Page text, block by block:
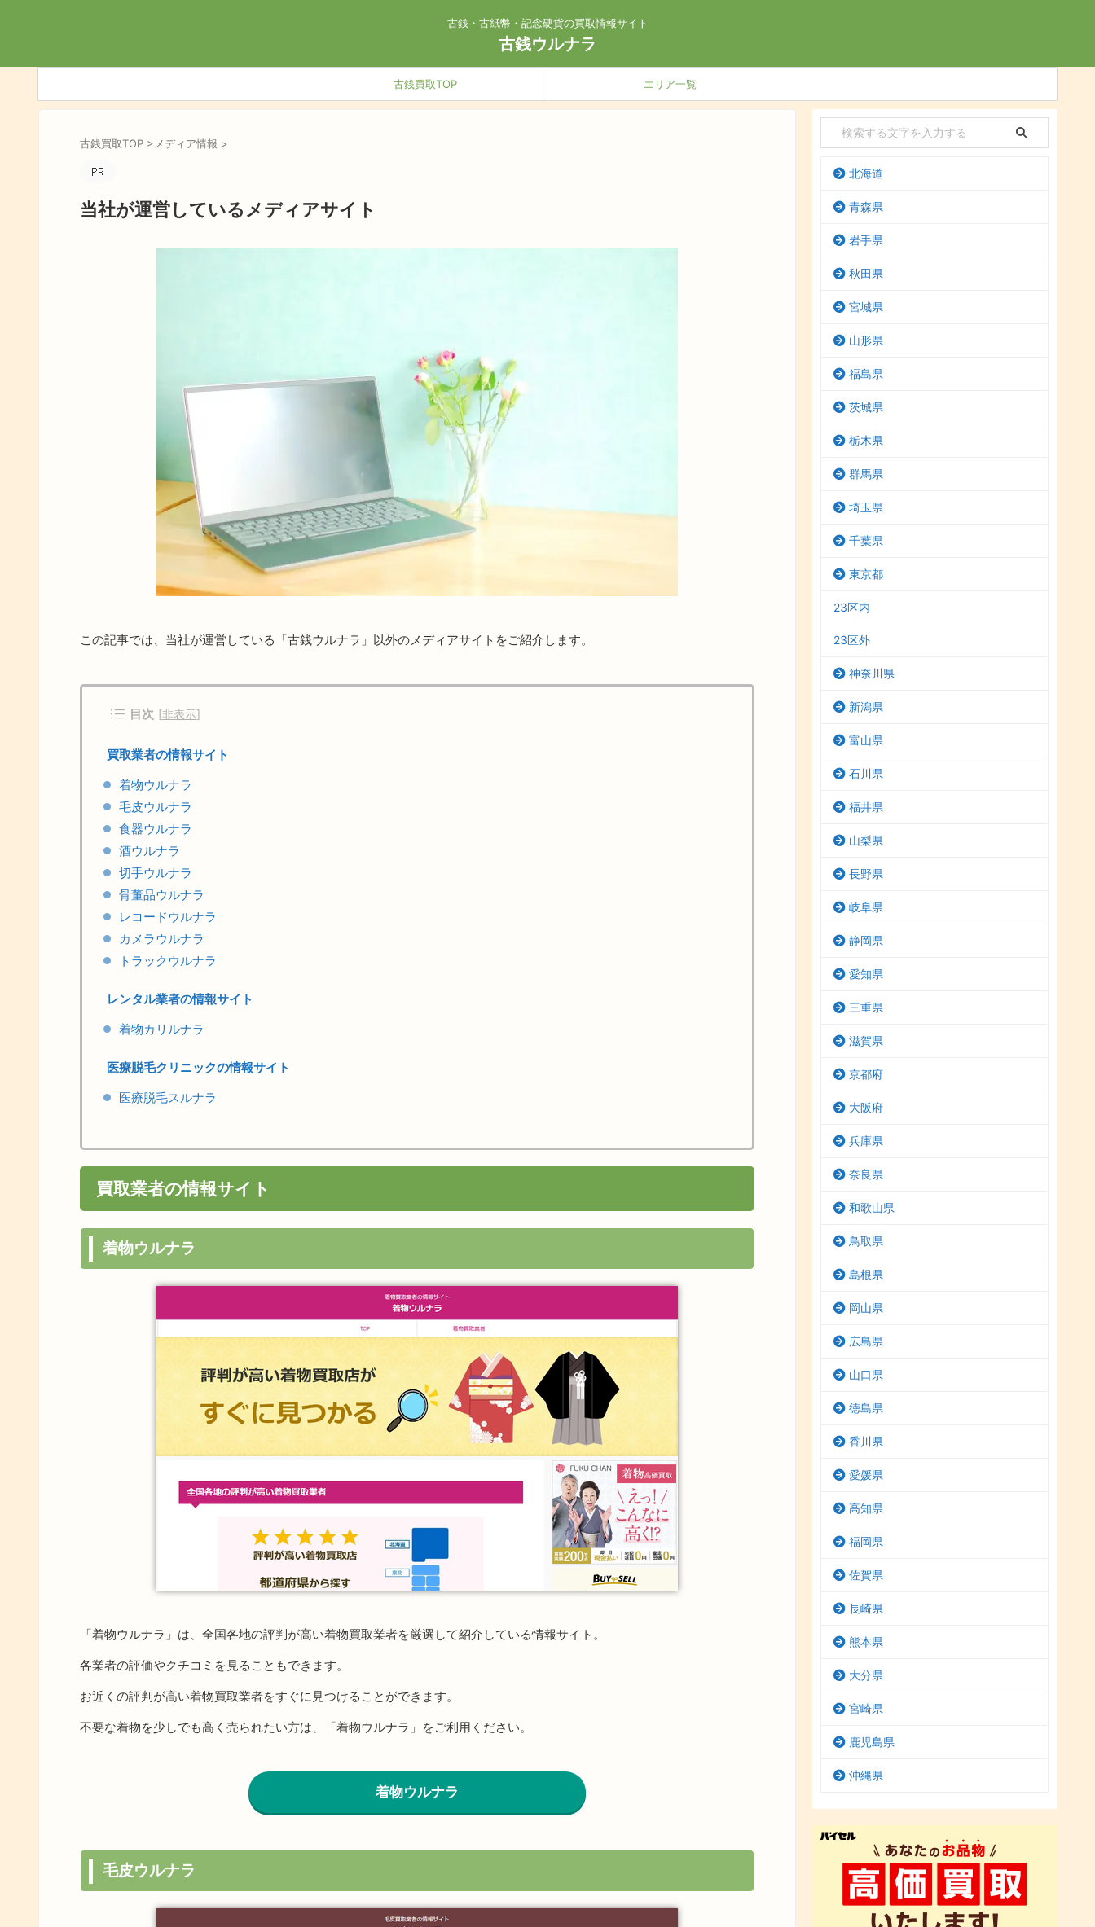
古銭・古紙幣・記念硬貨の買取情報サイト
古銭ウルナラ
古銭買取TOP エリア一覧
古銭買取TOP > メディア情報 >
当社が運営しているメディアサイト
この記事では、当社が運営している「古銭ウルナラ」以外のメディアサイトをご紹介します。
目次 [非表示]
買取業者の情報サイト
着物ウルナラ
毛皮ウルナラ
食器ウルナラ
酒ウルナラ
切手ウルナラ
骨董品ウルナラ
レコードウルナラ
カメラウルナラ
トラックウルナラ
レンタル業者の情報サイト
着物カリルナラ
医療脱毛クリニックの情報サイト
医療脱毛スルナラ
買取業者の情報サイト
着物ウルナラ
「着物ウルナラ」は、全国各地の評判が高い着物買取業者を厳選して紹介している情報サイト。
各業者の評価やクチコミを見ることもできます。
お近くの評判が高い着物買取業者をすぐに見つけることができます。
不要な着物を少しでも高く売られたい方は、「着物ウルナラ」をご利用ください。
着物ウルナラ
毛皮ウルナラ
北海道
青森県
岩手県
秋田県
宮城県
山形県
福島県
茨城県
栃木県
群馬県
埼玉県
千葉県
東京都
23区内
23区外
神奈川県
新潟県
富山県
石川県
福井県
山梨県
長野県
岐阜県
静岡県
愛知県
三重県
滋賀県
京都府
大阪府
兵庫県
奈良県
和歌山県
鳥取県
島根県
岡山県
広島県
山口県
徳島県
香川県
愛媛県
高知県
福岡県
佐賀県
長崎県
熊本県
大分県
宮崎県
鹿児島県
沖縄県